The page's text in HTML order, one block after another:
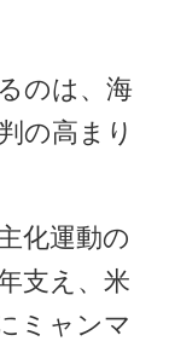
のは、海
の高まり
化運動の
支え、米
ミャンマ